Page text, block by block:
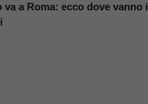
va a Roma: ecco dove vanno i